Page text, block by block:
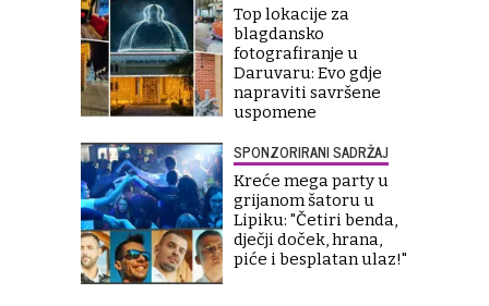
Top lokacije za
blagdansko
fotografiranje u
Daruvaru: Evo gdje
napraviti savršene
uspomene
SPONZORIRANI SADRŽAJ
Kreće mega party u
grijanom šatoru u
Lipiku: "Četiri benda,
dječji doček, hrana,
piće i besplatan ulaz!"